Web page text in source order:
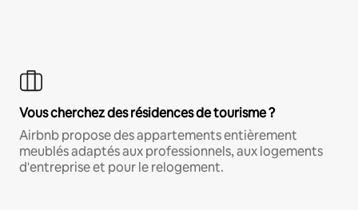
Vous cherchez des résidences de tourisme ?
Airbnb propose des appartements entièrement
meublés adaptés aux professionnels, aux logements
d'entreprise et pour le relogement.